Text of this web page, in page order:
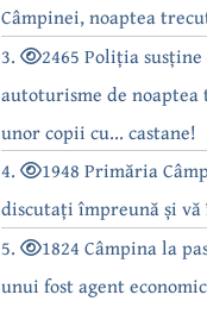
Câmpinei, noaptea
3.
2465 Poliția
autoturisme de noaptea
unor copii cu... castane!
4.
1948 Primăria
discutați împreună și
5.
1824 Câmpina la
unui fost agent economic